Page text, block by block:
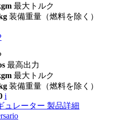
最大トルク
装備重量（燃料を除く）
最高出力
最大トルク
装備重量（燃料を除く）
i
ュレーター 製品詳細